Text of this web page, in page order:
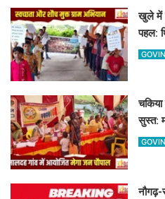
खुले में
पहल:
के
सुस्त:
पहुंचे
नौगढ़-